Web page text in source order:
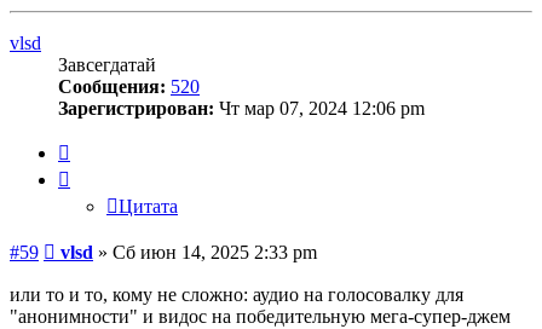
vlsd
Завсегдатай
Сообщения: 520
Зарегистрирован: Чт мар 07, 2024 12:06 pm
Цитата
#59 Сообщение
vlsd » Сб июн 14, 2025 2:33 pm
или то и то, кому не сложно: аудио на голосовалку для
"анонимности" и видос на победительную мега-супер-джем